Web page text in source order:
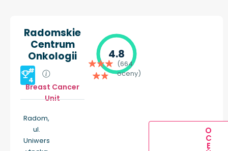
Radomskie
Centrum
Onkologii
#
4
Breast Cancer
Unit
Radom,
ul.
Uniwers
4.8
(664
oceny)
O
C
E